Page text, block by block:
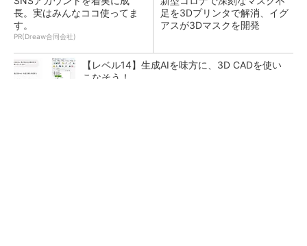
長。実はみんなココ使ってま
す。
PR(Dreaw合同会社)
足を3Dプリンタで解消、イグ
アスが3Dマスクを開発
【レベル14】生成AIを味方に、3D CADを使い
こなそう！